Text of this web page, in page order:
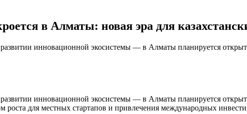
в Алматы: новая эра для
инновационной экосистемы — в Алматы планируется
инновационной экосистемы — в Алматы планируется
роста для местных стартапов и привлечения международных